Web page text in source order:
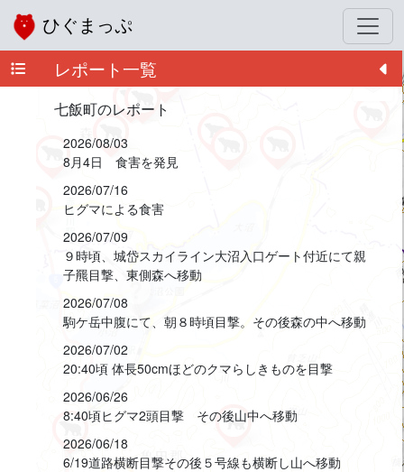
ひぐまっぷ
レポート一覧
七飯町のレポート
2026/08/03
8月4日 食害を発見
2026/07/16
ヒグマによる食害
2026/07/09
９時頃、城岱スカイライン大沼入口ゲート付近にて親
子羆目撃、東側森へ移動
2026/07/08
駒ケ岳中腹にて、朝８時頃目撃。その後森の中へ移動
2026/07/02
20:40頃 体長50cmほどのクマらしきものを目撃
2026/06/26
8:40頃ヒグマ2頭目撃 その後山中へ移動
2026/06/18
6/19道路横断目撃その後５号線も横断し山へ移動
+